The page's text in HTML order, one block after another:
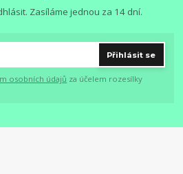
Zasíláme jednou za 14 dní.
Přihlásit se
osobních údajů za účelem rozesílky